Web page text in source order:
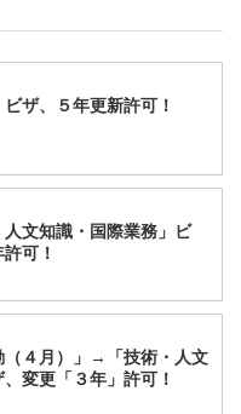
ザ、５年更新許可！
人文知識・国際業務」ビ
可！
（４月）」→「技術・人文
変更「３年」許可！